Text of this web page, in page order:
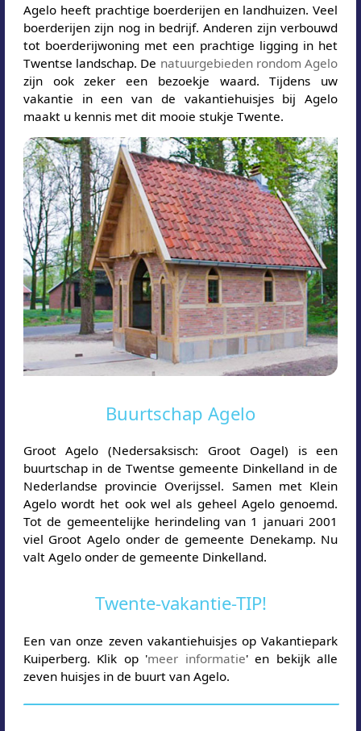
Agelo heeft prachtige boerderijen en landhuizen. Veel
boerderijen zijn nog in bedrijf. Anderen zijn verbouwd
tot boerderijwoning met een prachtige ligging in het
Twentse landschap. De natuurgebieden rondom Agelo
zijn ook zeker een bezoekje waard. Tijdens uw
vakantie in een van de vakantiehuisjes bij Agelo
maakt u kennis met dit mooie stukje Twente.
Buurtschap Agelo
Groot Agelo (Nedersaksisch: Groot Oagel) is een
buurtschap in de Twentse gemeente Dinkelland in de
Nederlandse provincie Overijssel. Samen met Klein
Agelo wordt het ook wel als geheel Agelo genoemd.
Tot de gemeentelijke herindeling van 1 januari 2001
viel Groot Agelo onder de gemeente Denekamp. Nu
valt Agelo onder de gemeente Dinkelland.
Twente-vakantie-TIP!
Een van onze zeven vakantiehuisjes op Vakantiepark
Kuiperberg. Klik op 'meer informatie' en bekijk alle
zeven huisjes in de buurt van Agelo.